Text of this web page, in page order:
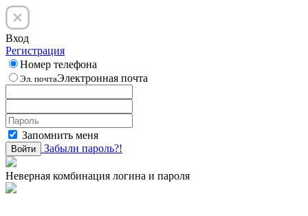
Вход
Регистрация
Номер телефона
Эл. почтаЭлектронная почта
Запомнить меня
Войти Забыли пароль?!
Неверная комбинация логина и пароля